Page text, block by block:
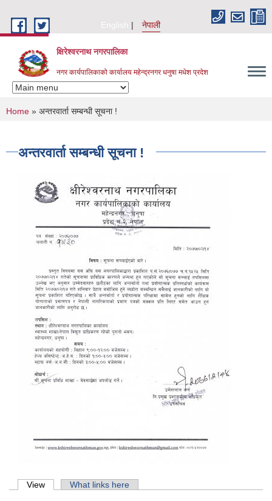
English
नेपाली
क्षिरेश्वरनाथ नगरपालिका
नगर कार्यपालिकाको कार्यालय महेन्द्रनगर धनुषा मधेश प्रदेश
You are here
Home » अन्तरवार्ता सम्बन्धी सूचना !
अन्तरवार्ता सम्बन्धी सूचना !
Primary tabs
View (active tab)What links here